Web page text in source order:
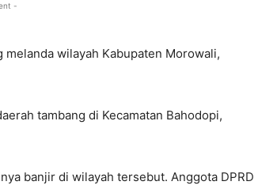
-
wilayah Kabupaten Morowali,
tambang di Kecamatan Bahodopi,
banjir di wilayah tersebut. Anggota DPRD